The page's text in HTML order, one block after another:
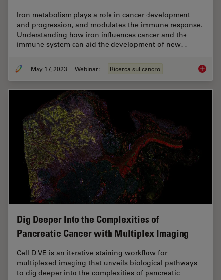
Iron metabolism plays a role in cancer development
and progression, and modulates the immune response.
Understanding how iron influences cancer and the
immune system can aid the development of new…
May 17, 2023 Webinar: Ricerca sul cancro The
Dig Deeper Into the Complexities of
Pancreatic Cancer with Multiplex Imaging
Cell DIVE is an iterative staining workflow for
multiplexed imaging that unveils biological pathways
to dig deeper into the complexities of pancreatic